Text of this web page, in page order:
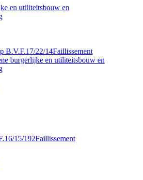
en utiliteitsbouw en
B.V.F.17/22/14Faillissement
burgerlijke en utiliteitsbouw en
15/192Faillissement